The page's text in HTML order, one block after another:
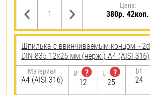
Цена:
380р. 42коп.
Шпилька c ввинчиваемым концом ~2d
DIN 835 12х25 мм (нерж.) A4 (AISI 316)
Материал
A4 (AISI 316)
Ø
?
12
L
?
25
b1
24